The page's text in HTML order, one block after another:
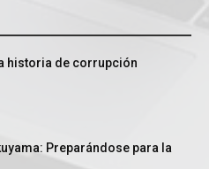
historia de corrupción
Preparándose para la